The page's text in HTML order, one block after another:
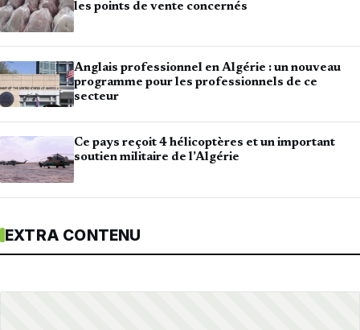
les points de vente concernés
Anglais professionnel en Algérie : un nouveau
programme pour les professionnels de ce
secteur
Ce pays reçoit 4 hélicoptères et un important
soutien militaire de l’Algérie
EXTRA CONTENU